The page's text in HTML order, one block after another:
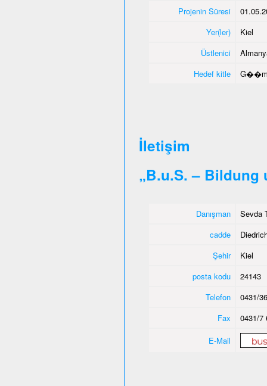
Projenin Süresi
Yer(ler)
Kiel
Üstlenici
Hedef kitle
İletişim
„B.u.S. – Bildung
Danışman
Sevda
cadde
Şehir
Kiel
posta kodu
24143
Telefon
0431/
Fax
0431/7
E-Mail